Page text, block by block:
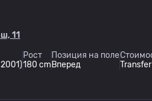
11
Рост
180 cm
Позиция на поле
Вперед
Transfer